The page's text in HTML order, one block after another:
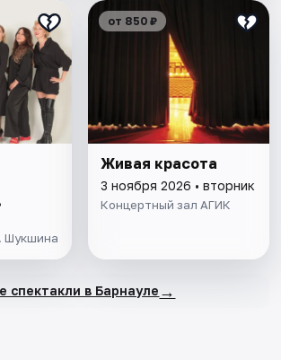
Шукшина
от 850 ₽
Живая красота
3 ноября 2026 • вторник
Концертный зал АГИК
спектакли в Барнауле →